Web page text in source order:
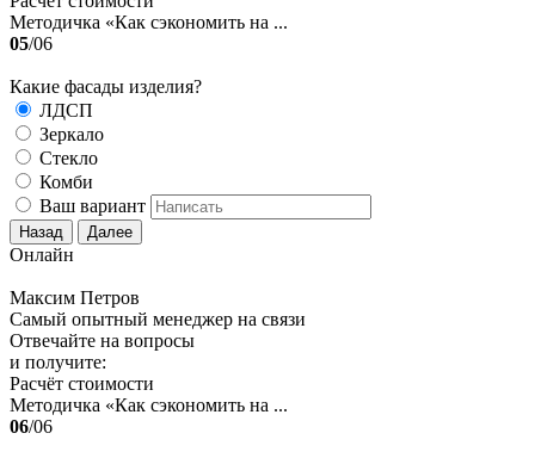
Методичка «Как сэкономить на ...
05/06
Какие фасады изделия?
ЛДСП
Зеркало
Стекло
Комби
Ваш вариант
Назад Далее
Онлайн
Максим Петров
Самый опытный менеджер на связи
Отвечайте на вопросы
и получите:
Расчёт стоимости
Методичка «Как сэкономить на ...
06/06